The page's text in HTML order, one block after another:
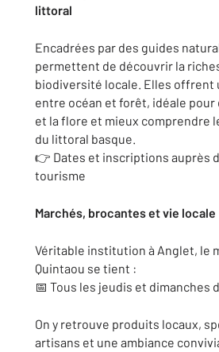
littoral
Encadrées par des guides
permettent de découvrir la
biodiversité locale. Elles offrent
entre océan et forêt, idéale pour
et la flore et mieux comprendre
du littoral basque.
👉 Dates et inscriptions auprès
tourisme
Marchés, brocantes et vie locale
Véritable institution à Anglet, le
Quintaou se tient :
📅 Tous les jeudis et dimanches
On y retrouve produits locaux,
artisans et une ambiance